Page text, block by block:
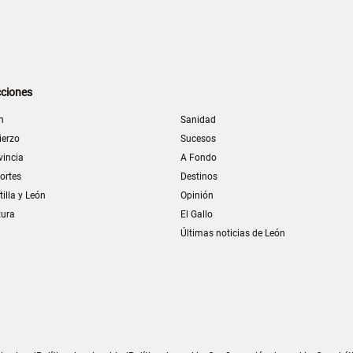
y León
Sanidad
Sucesos
A Fondo
Destinos
Opinión
El Gallo
Últimas noticias de León